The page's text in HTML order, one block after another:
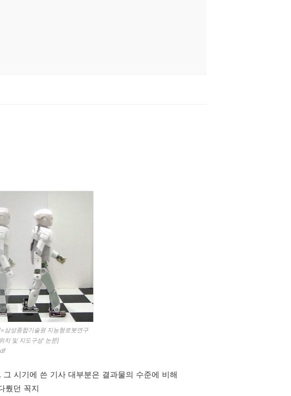
삼성종합기술원 지능형로봇연구
치 및 지도구성’ 논문]
시기에 쓴 기사 대부분은 결과물의 수준에 비해
뤘던 꼭지